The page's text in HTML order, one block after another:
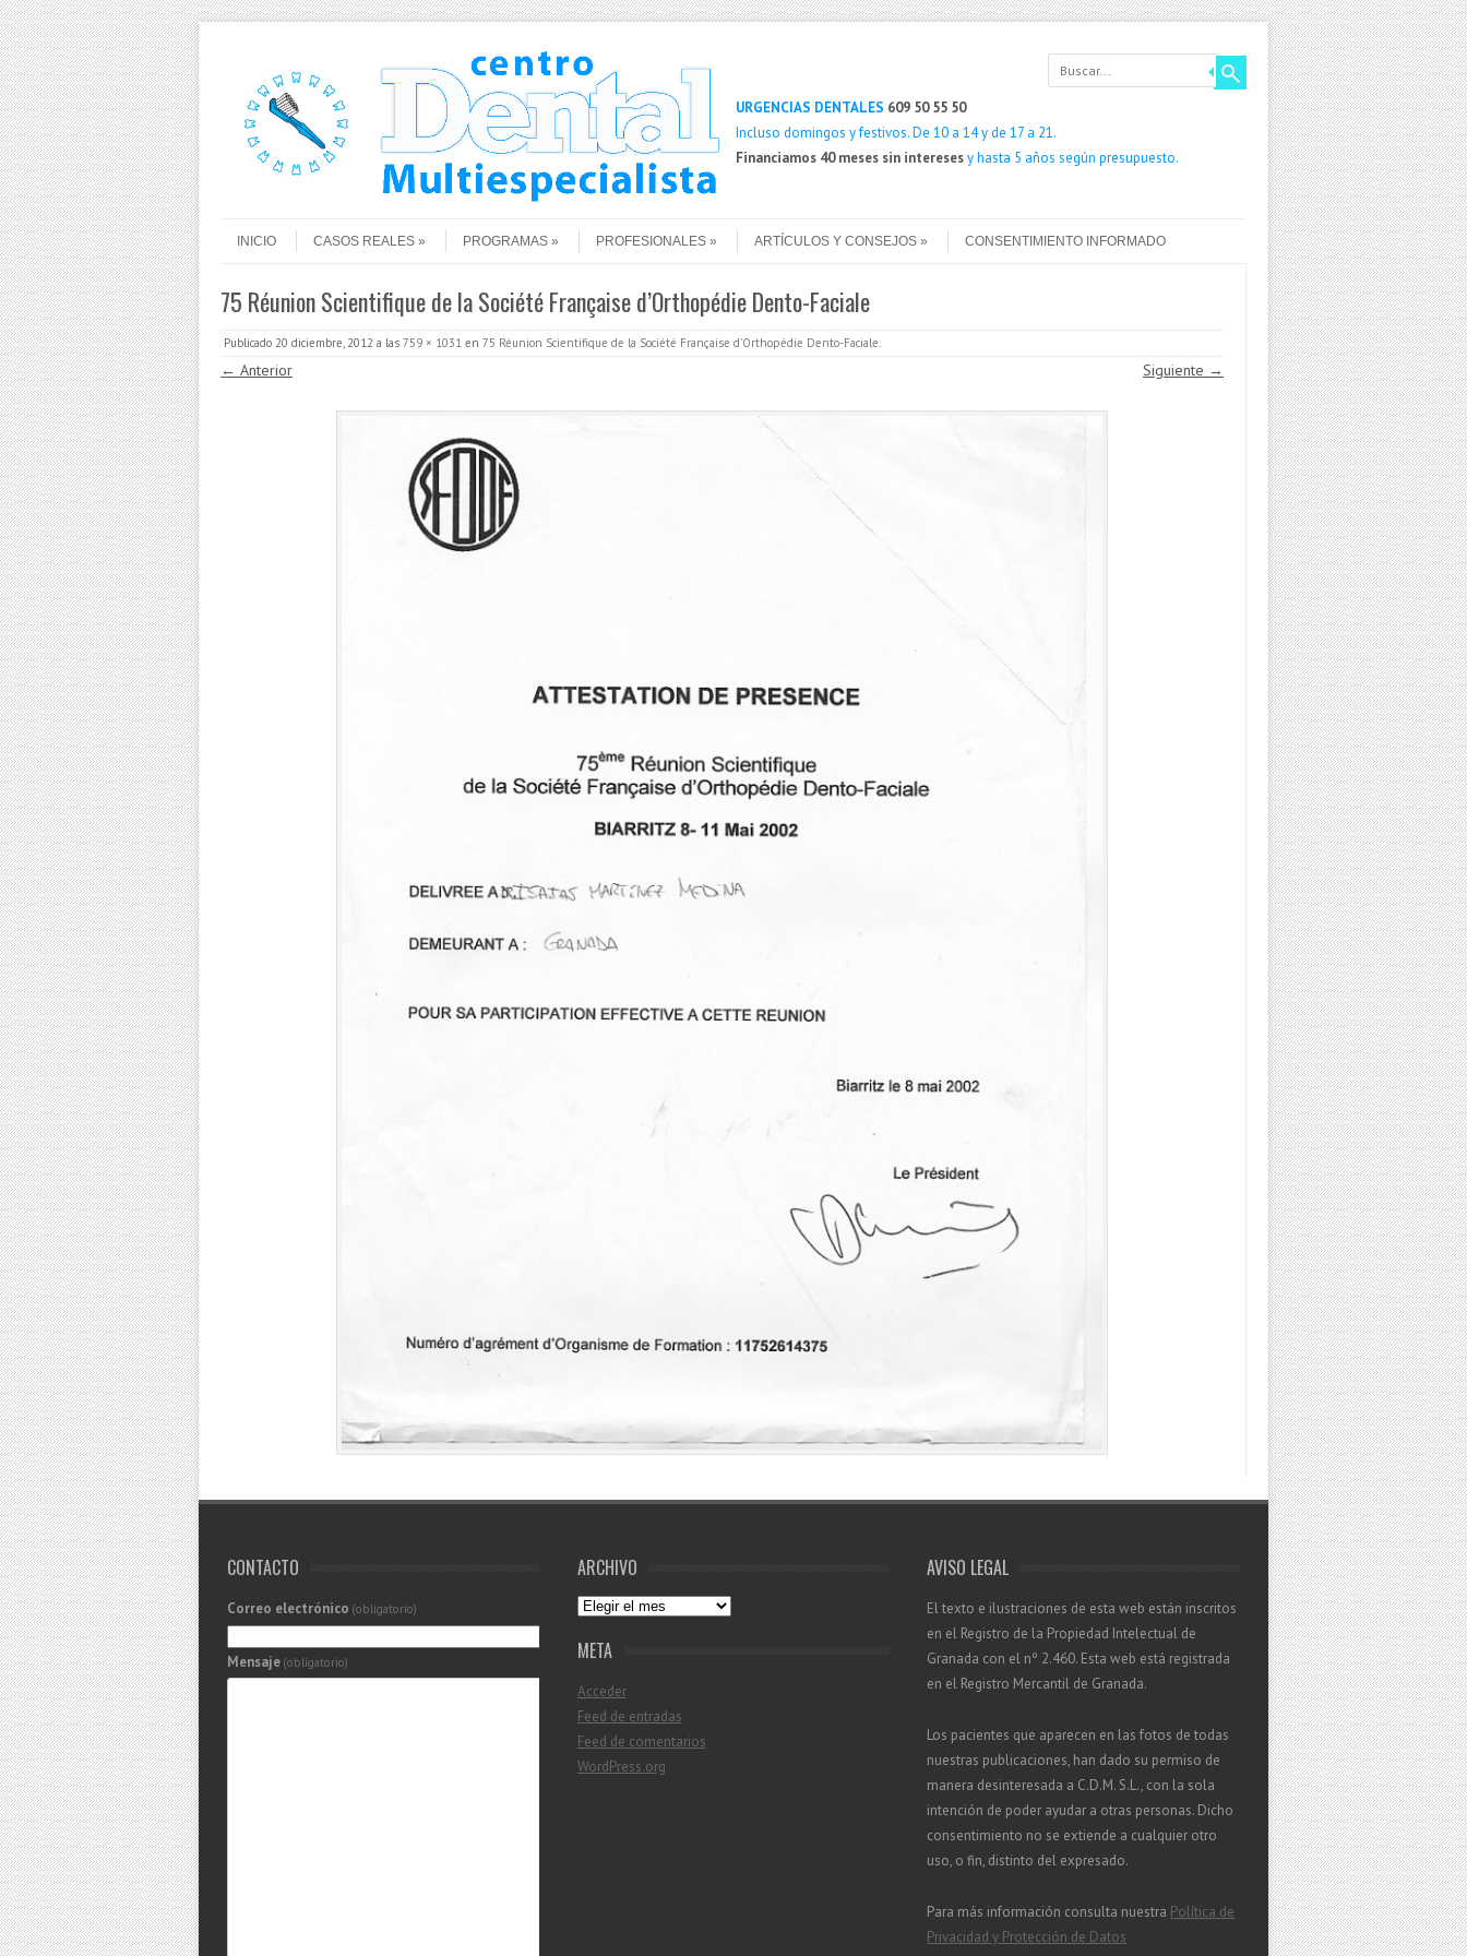
URGENCIAS DENTALES 609 50 55 50
Incluso domingos y festivos. De 10 a 14 y de 17 a 21.
Financiamos 40 meses sin interesesy hasta 5 años según presupuesto.
Menú
INICIO
CASOS REALES PROGRAMAS PROFESIONALES ARTÍCULOS Y CONSEJOS CONSENTIMIENTO INFORMADO
75 Réunion Scientifique de la Société Française d’Orthopédie Dento-Faciale
Publicado 20 diciembre, 2012 a las 759 × 1031 en 75 Réunion Scientifique de la Société Française d’Orthopédie Dento-Faciale.
← Anterior Siguiente →
CONTACTO
Correo electrónico (obligatorio)
Mensaje (obligatorio)
ARCHIVO
Archivo
META
Acceder
Feed de entradas
Feed de comentarios
WordPress.org
AVISO LEGAL
El texto e ilustraciones de esta web están inscritos
en el Registro de la Propiedad Intelectual de
Granada con el nº 2.460. Esta web está registrada
en el Registro Mercantil de Granada.
Los pacientes que aparecen en las fotos de todas
nuestras publicaciones, han dado su permiso de
manera desinteresada a C.D.M. S.L., con la sola
intención de poder ayudar a otras personas. Dicho
consentimiento no se extiende a cualquier otro
uso, o fin, distinto del expresado.
Para más información consulta nuestra Política de
Privacidad y Protección de Datos